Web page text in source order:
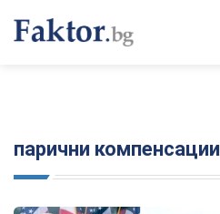
парични компенсации